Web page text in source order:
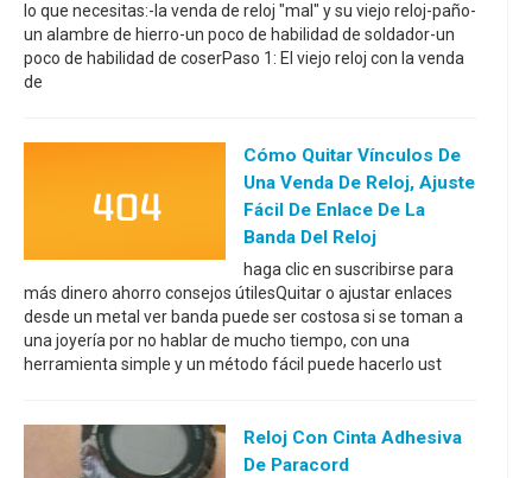
lo que necesitas:-la venda de reloj "mal" y su viejo reloj-paño-
un alambre de hierro-un poco de habilidad de soldador-un
poco de habilidad de coserPaso 1: El viejo reloj con la venda
de
Cómo Quitar Vínculos De
Una Venda De Reloj, Ajuste
Fácil De Enlace De La
Banda Del Reloj
haga clic en suscribirse para
más dinero ahorro consejos útilesQuitar o ajustar enlaces
desde un metal ver banda puede ser costosa si se toman a
una joyería por no hablar de mucho tiempo, con una
herramienta simple y un método fácil puede hacerlo ust
Reloj Con Cinta Adhesiva
De Paracord